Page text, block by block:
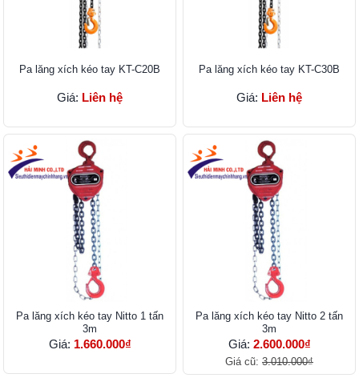
Pa lăng xích kéo tay KT-C20B
Giá: Liên hệ
Pa lăng xích kéo tay KT-C30B
Giá: Liên hệ
Pa lăng xích kéo tay Nitto 1 tấn
3m
Giá: 1.660.000₫
Pa lăng xích kéo tay Nitto 2 tấn
3m
Giá: 2.600.000₫
Giá cũ: 3.010.000₫